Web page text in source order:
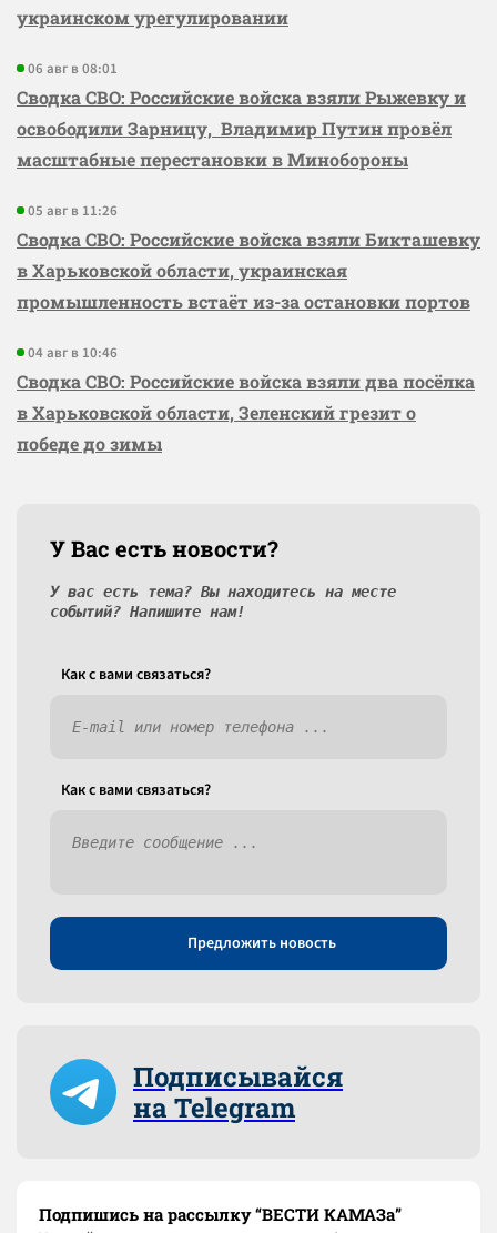
украинском урегулировании
06 авг в 08:01
Сводка СВО: Российские войска взяли Рыжевку и
освободили Зарницу, Владимир Путин провёл
масштабные перестановки в Минобороны
05 авг в 11:26
Сводка СВО: Российские войска взяли Бикташевку
в Харьковской области, украинская
промышленность встаёт из-за остановки портов
04 авг в 10:46
Сводка СВО: Российские войска взяли два посёлка
в Харьковской области, Зеленский грезит о
победе до зимы
У Вас есть новости?
У вас есть тема? Вы находитесь на месте
событий? Напишите нам!
Как c вами связаться?
Как c вами связаться?
Предложить новость
Подписывайся
на Telegram
Подпишись на рассылку “ВЕСТИ КАМАЗа”